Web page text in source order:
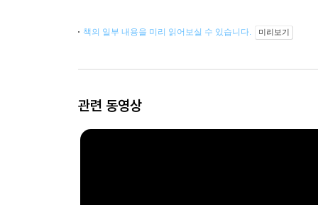
책의 일부 내용을 미리 읽어보실 수 있습니다. 미리보기
관련 동영상